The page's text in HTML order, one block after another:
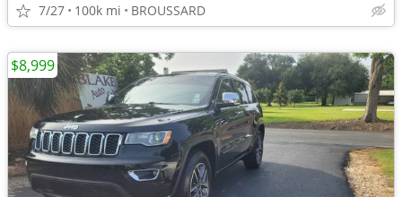
7/27 100k mi BROUSSARD
$8,999